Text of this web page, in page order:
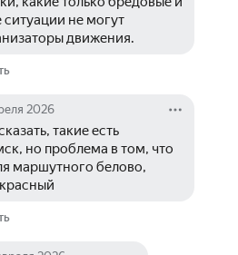
не могут
движения.
2026
такие есть
но проблема в том, что
маршутного белово,